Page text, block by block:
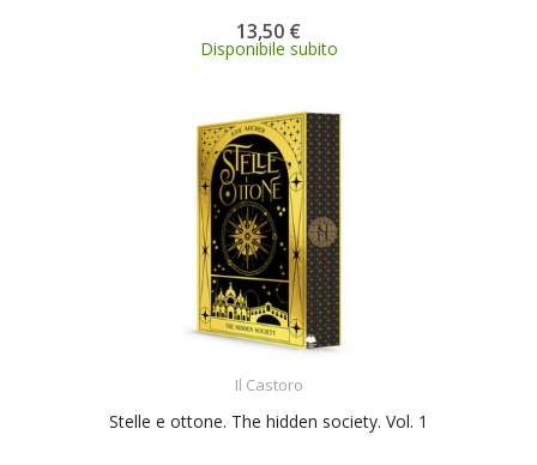
13,50 €
Disponibile subito
Il Castoro
Stelle e ottone. The hidden society. Vol. 1